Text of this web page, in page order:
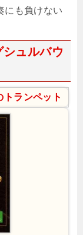
にも負けない
ュルバウ
ランペット